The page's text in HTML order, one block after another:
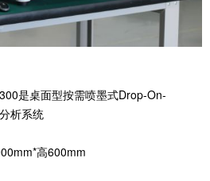
是桌面型按需喷墨式Drop-On-
析系统
高600mm